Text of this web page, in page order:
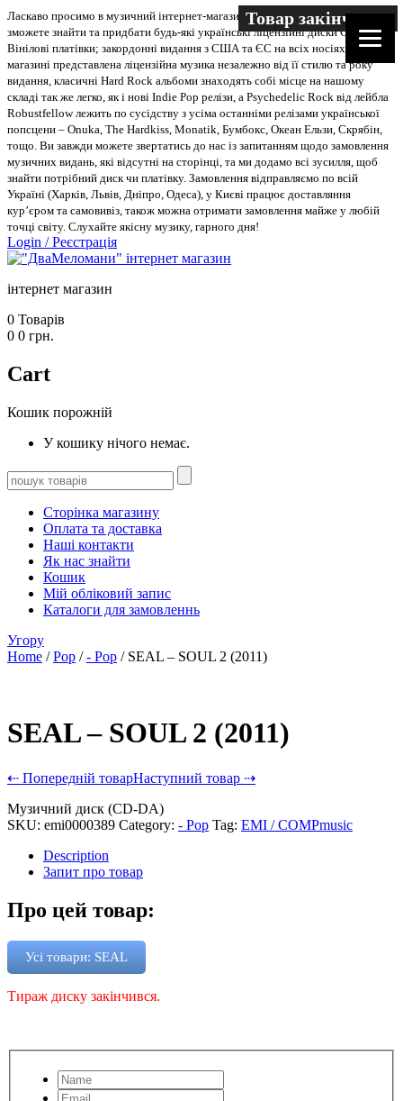
Ласкаво просимо в музичний інтернет-магазин “Два меломани”. У нас Ви
зможете знайти та придбати будь-які українські ліцензійні диски CD, DVD,
Вінілові платівки; закордонні видання з США та ЄС на всіх носіях. В
магазині представлена ліцензійна музика незалежно від її стилю та року
видання, класичні Hard Rock альбоми знаходять собі місце на нашому
складі так же легко, як і нові Indie Pop релізи, а Psychedelic Rock від лейбла
Robustfellow лежить по сусідству з усіма останніми релізами української
попсцени – Onuka, The Hardkiss, Monatik, Бумбокс, Океан Ельзи, Скрябін,
тощо. Ви завжди можете звертатись до нас із запитанням щодо замовлення
музичних видань, які відсутні на сторінці, та ми додамо всі зусилля, щоб
знайти потрібний диск чи платівку. Замовлення відправляємо по всій
Україні (Харків, Львів, Дніпро, Одеса), у Києві працює доставляння
кур’єром та самовивіз, також можна отримати замовлення майже у любій
точці світу. Слухайте якісну музику, гарного дня!
Login /Реєстрація
інтернет магазин
0 Товарів
0 0 грн.
Cart
Кошик порожній
У кошику нічого немає.
Сторінка магазину
Оплата та доставка
Наші контакти
Як нас знайти
Кошик
Мій обліковий запис
Каталоги для замовленнь
Угору
Home /Pop /- Pop / SEAL – SOUL 2 (2011)
Товар закінчився
SEAL – SOUL 2 (2011)
⇠ Попередній товарНаступний товар ⇢
Музичний диск (CD-DA)
SKU: emi0000389 Category: - Pop Tag: EMI / COMPmusic
Description
Запит про товар
Про цей товар:
Усі товари: SEAL
Тираж диску закінчився.